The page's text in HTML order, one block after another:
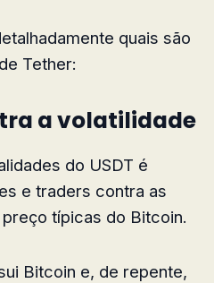
quais são
Tether:
a volatilidade
do USDT é
e traders contra as
típicas do Bitcoin.
Bitcoin e, de repente,